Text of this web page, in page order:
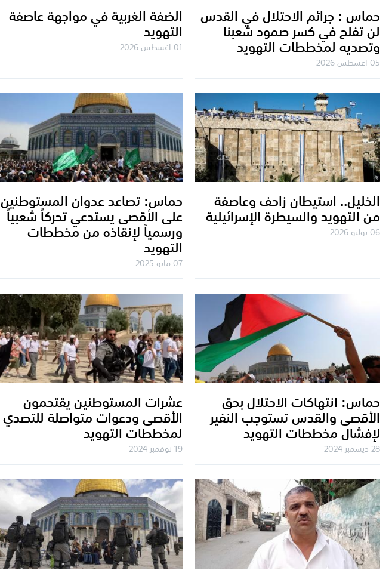
حماس : جرائم الاحتلال في القدس
لن تفلح في كسر صمود شعبنا
وتصديه لمخططات التهويد
05 اغسطس 2026
الضفة الغربية في مواجهة عاصفة
التهويد
01 اغسطس 2026
الخليل.. استيطان زاحف وعاصفة
من التهويد والسيطرة الإسرائيلية
06 يوليو 2026
حماس: تصاعد عدوان المستوطنين
على الأقصى يستدعي تحركاً شعبياً
ورسمياً لإنقاذه من مخططات
التهويد
07 مايو 2025
حماس: انتهاكات الاحتلال بحق
الأقصى والقدس تستوجب النفير
لإفشال مخططات التهويد
28 ديسمبر 2024
عشرات المستوطنين يقتحمون
الأقصى ودعوات متواصلة للتصدي
لمخططات التهويد
19 نوفمبر 2024